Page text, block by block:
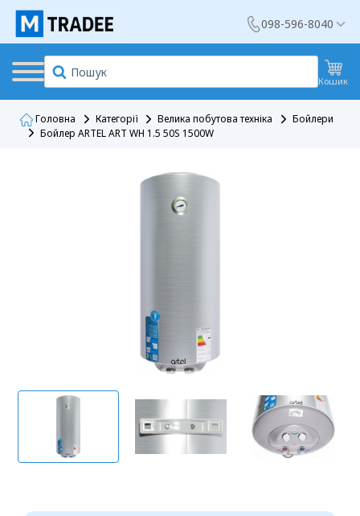
098-596-8040
Кошик
Головна Категорії Велика побутова техніка
Бойлери
Бойлер ARTEL ART WH 1.5 50S 1500W